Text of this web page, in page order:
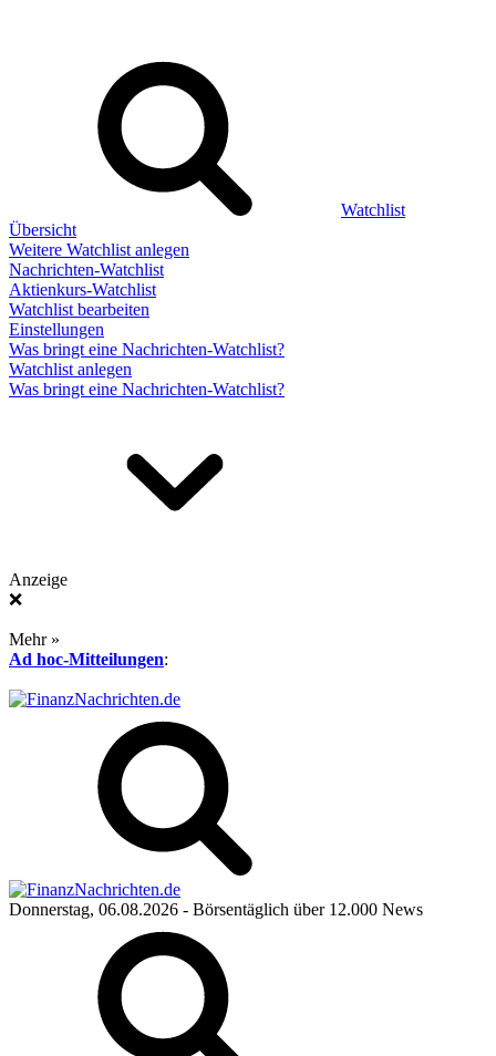
Watchlist
Übersicht
Weitere Watchlist anlegen
Nachrichten-Watchlist
Aktienkurs-Watchlist
Watchlist bearbeiten
Einstellungen
Was bringt eine Nachrichten-Watchlist?
Watchlist anlegen
Was bringt eine Nachrichten-Watchlist?
Anzeige
❌
Mehr »
Ad hoc-Mitteilungen:
Donnerstag, 06.08.2026 - Börsentäglich über 12.000 News